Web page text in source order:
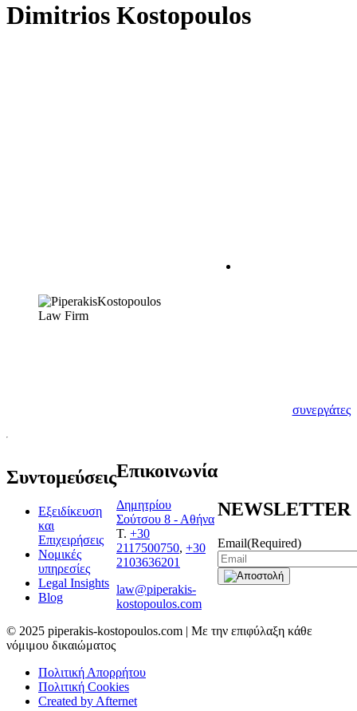
Dimitrios Kostopoulos
συνεργάτες
Συντομεύσεις
Εξειδίκευση
και
Επιχειρήσεις
Νομικές
υπηρεσίες
Legal Insights
Blog
Επικοινωνία
Δημητρίου
Σούτσου 8 - Αθήνα
T. +30
2117500750, +30
2103636201
law@piperakis-
kostopoulos.com
NEWSLETTER
Email(Required)
© 2025 piperakis-kostopoulos.com | Με την επιφύλαξη κάθε
νόμιμου δικαιώματος
Πολιτική Απορρήτου
Πολιτική Cookies
Created by Afternet